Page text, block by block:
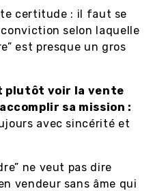
certitude : il faut se
selon laquelle
est presque un gros
plutôt voir la vente
sa mission :
avec sincérité et
ne veut pas dire
vendeur sans âme qui